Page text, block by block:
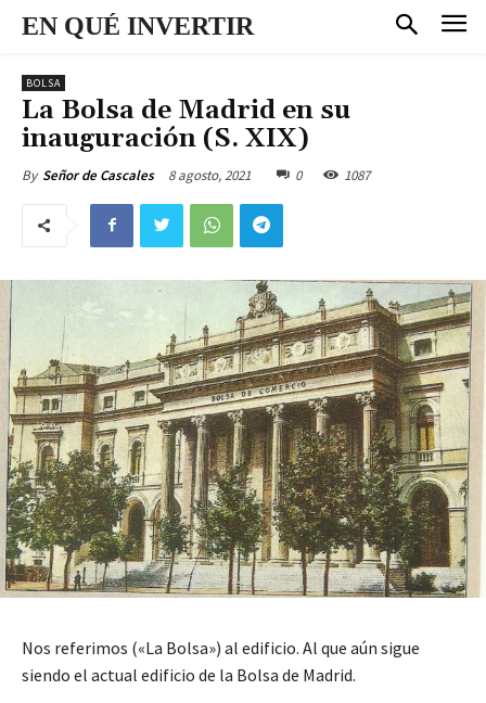
EN QUÉ INVERTIR
BOLSA
La Bolsa de Madrid en su
inauguración (S. XIX)
By Señor de Cascales 8 agosto, 2021 0 1087
Nos referimos («La Bolsa») al edificio. Al que aún sigue
siendo el actual edificio de la Bolsa de Madrid.